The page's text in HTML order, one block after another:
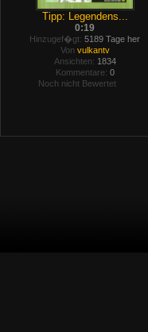
Tipp: Legendens...
0:19
Hinzugef�gt: 5189 Tage her
Von vulkantv
Ansichten: 1834
Kommentare: 0
Noch nicht Bewertet